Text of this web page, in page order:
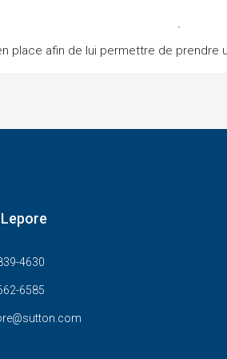
place afin de lui permettre de
4630
6585